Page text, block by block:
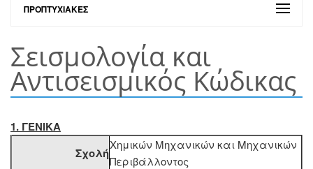
ΠΡΟΠΤΥΧΙΑΚΈΣ
Σεισμολογία και
Αντισεισμικός Κώδικας
1. ΓΕΝΙΚΑ
Σχολή
Χημικών Μηχανικών και Μηχανικών
Περιβάλλοντος